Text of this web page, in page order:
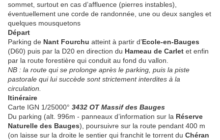
sommet, surtout en cas d’affluence (pierres instables),
éventuellement une corde de randonnée, une ou deux sangles et
quelques mousquetons
Départ
Parking de Nant Fourchu atteint à partir d’Ecole-en-Bauges
(D60) puis par la D20 en direction du Hameau de Carlet et enfin
par la route forestière qui conduit au fond du vallon.
NB : la route qui se prolonge après le parking, puis la piste
pastorale qui lui succède sont strictement interdites à la
circulation.
Itinéraire
Carte IGN 1/25000° 3432 OT Massif des Bauges
Du parking (alt. 996m - panneaux d’information sur la Réserve
Naturelle des Bauges), poursuivre sur la route pendant 400 m
(on laisse sur la droite le sentier qui franchit le torrent du Chéran